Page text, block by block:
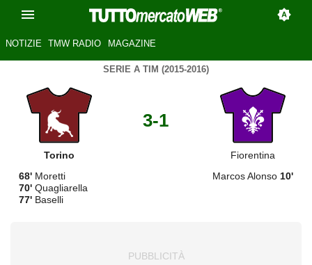
NOTIZIE TMW RADIO MAGAZINE
SERIE A TIM (2015-2016)
Torino
3-1
Fiorentina
68' Moretti
70' Quagliarella
77' Baselli
Marcos Alonso 10'